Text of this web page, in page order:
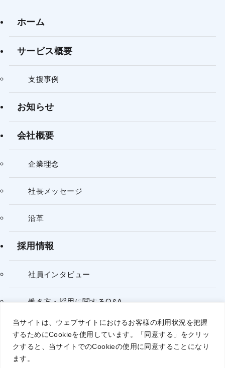
当サイトは、ウェブサイトにおけるお客様の利用状況を把握
するためにCookieを使用しています。「同意する」をクリッ
クすると、当サイトでのCookieの使用に同意することになり
ます。
ホーム
サービス概要
支援事例
お知らせ
会社概要
企業理念
社長メッセージ
沿革
採用情報
社員インタビュー
働き方・採用に関するQ&A
個人情報保護方針